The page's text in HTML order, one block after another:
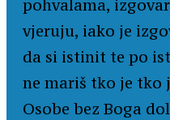
pohvalama,
vjeruju, iako je
da si istinit te po
ne mariš tko je tko
Osobe bez Boga